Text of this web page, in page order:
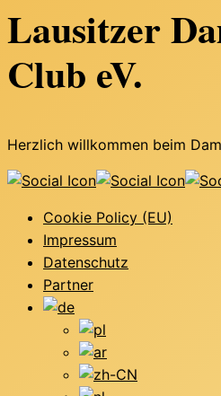
Lausitzer
Club eV.
Herzlich willkommen beim
Cookie Policy (EU)
Impressum
Datenschutz
Partner